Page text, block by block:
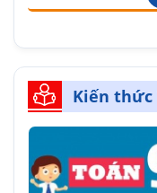
Kiến thức